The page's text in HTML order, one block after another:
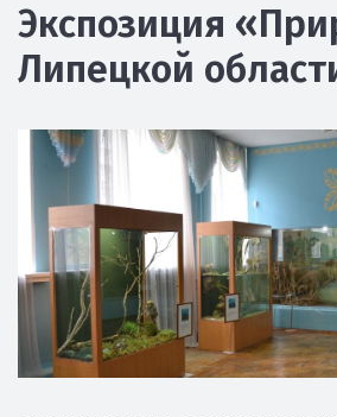
Экспозиция
Липецкой